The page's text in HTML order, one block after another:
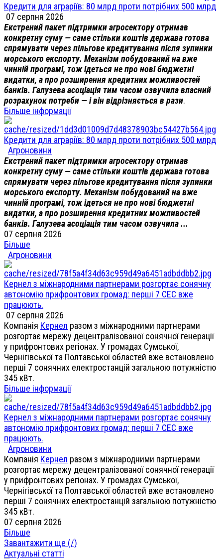
Кредити для аграріїв: 80 млрд проти потрібних 500 млрд
07 серпня 2026
Екстрений пакет підтримки агросектору отримав
конкретну суму — саме стільки коштів держава готова
спрямувати через пільгове кредитування після зупинки
морського експорту. Механізм побудований на вже
чинній програмі, тож ідеться не про нові бюджетні
видатки, а про розширення кредитних можливостей
банків. Галузева асоціація тим часом озвучила власний
розрахунок потреби — і він відрізняється в рази.
Більше інформації
Кредити для аграріїв: 80 млрд проти потрібних 500 млрд
Агроновини
Екстрений пакет підтримки агросектору отримав
конкретну суму — саме стільки коштів держава готова
спрямувати через пільгове кредитування після зупинки
морського експорту. Механізм побудований на вже
чинній програмі, тож ідеться не про нові бюджетні
видатки, а про розширення кредитних можливостей
банків. Галузева асоціація тим часом озвучила ...
07 серпня 2026
Більше
Агроновини
Кернел з міжнародними партнерами розгортає сонячну
автономію прифронтових громад: перші 7 СЕС вже
працюють.
07 серпня 2026
Компанія Кернел разом з міжнародними партнерами
розгортає мережу децентралізованої сонячної генерації
у прифронтових регіонах. У громадах Сумської,
Чернігівської та Полтавської областей вже встановлено
перші 7 сонячних електростанцій загальною потужністю
345 кВт.
Більше інформації
Кернел з міжнародними партнерами розгортає сонячну
автономію прифронтових громад: перші 7 СЕС вже
працюють.
Агроновини
Компанія Кернел разом з міжнародними партнерами
розгортає мережу децентралізованої сонячної генерації
у прифронтових регіонах. У громадах Сумської,
Чернігівської та Полтавської областей вже встановлено
перші 7 сонячних електростанцій загальною потужністю
345 кВт.
07 серпня 2026
Більше
Завантажити ще (/)
Актуальні статті